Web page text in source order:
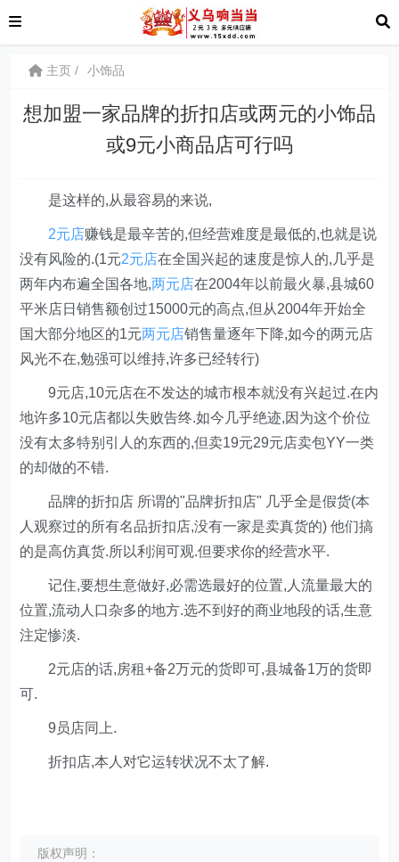
主页 小饰品
想加盟一家品牌的折扣店或两元的小饰品
或9元小商品店可行吗
是这样的,从最容易的来说,
2元店赚钱是最辛苦的,但经营难度是最低的,也就是说
没有风险的.(1元2元店在全国兴起的速度是惊人的,几乎是
两年内布遍全国各地,两元店在2004年以前最火暴,县城60
平米店日销售额创过15000元的高点,但从2004年开始全
国大部分地区的1元两元店销售量逐年下降,如今的两元店
风光不在,勉强可以维持,许多已经转行)
9元店,10元店在不发达的城市根本就没有兴起过.在内
地许多10元店都以失败告终.如今几乎绝迹,因为这个价位
没有太多特别引人的东西的,但卖19元29元店卖包YY一类
的却做的不错.
品牌的折扣店 所谓的"品牌折扣店" 几乎全是假货(本
人观察过的所有名品折扣店,没有一家是卖真货的) 他们搞
的是高仿真货.所以利润可观.但要求你的经营水平.
记住,要想生意做好,必需选最好的位置,人流量最大的
位置,流动人口杂多的地方.选不到好的商业地段的话,生意
注定惨淡.
2元店的话,房租+备2万元的货即可,县城备1万的货即
可.
9员店同上.
折扣店,本人对它运转状况不太了解.
版权声明：